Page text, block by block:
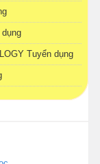
Tuyển dụng